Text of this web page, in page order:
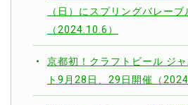
（日）にスプリングバレー
（2024.10.6）
京都初！クラフトビール ジ
ト9月28日、29日開催（